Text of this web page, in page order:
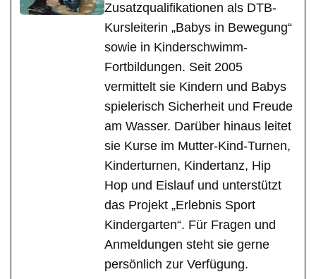
Zusatzqualifikationen als DTB-
Kursleiterin „Babys in Bewegung“
sowie in Kinderschwimm-
Fortbildungen. Seit 2005
vermittelt sie Kindern und Babys
spielerisch Sicherheit und Freude
am Wasser. Darüber hinaus leitet
sie Kurse im Mutter-Kind-Turnen,
Kinderturnen, Kindertanz, Hip
Hop und Eislauf und unterstützt
das Projekt „Erlebnis Sport
Kindergarten“. Für Fragen und
Anmeldungen steht sie gerne
persönlich zur Verfügung.